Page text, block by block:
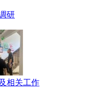
技大学校地合作交流座谈
书记、县长何国杰主持座
研
相关工作